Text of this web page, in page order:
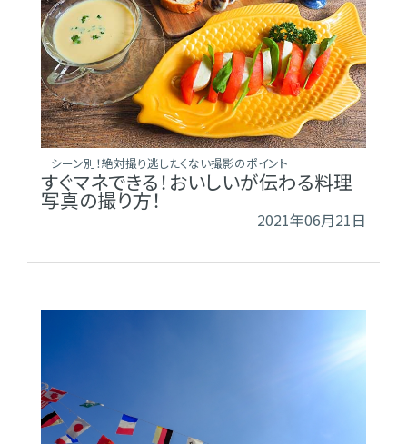
シーン別！絶対撮り逃したくない撮影のポイント
すぐマネできる！おいしいが伝わる料理
写真の撮り方！
2021年06月21日